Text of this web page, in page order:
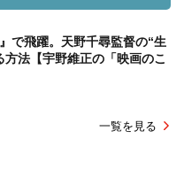
で飛躍。天野千尋監督の“生
法【宇野維正の「映画のこ
一覧を見る